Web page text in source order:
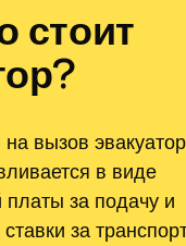
стоит
вызов
в виде
за подачу и
за